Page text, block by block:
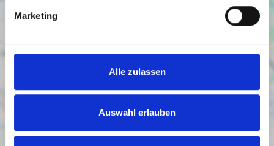
Marketing
Alle zulassen
Auswahl erlauben